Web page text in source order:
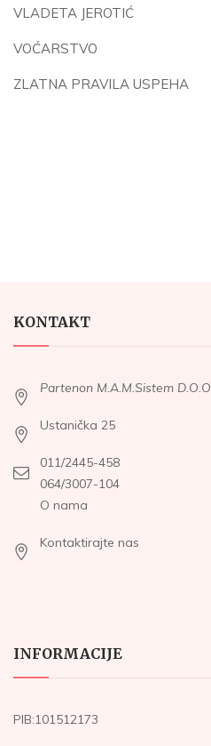
VLADETA JEROTIĆ
VOĆARSTVO
ZLATNA PRAVILA USPEHA
KONTAKT
Partenon M.A.M.Sistem D.O.O
Ustanička 25
011/2445-458
064/3007-104
O nama
Kontaktirajte nas
INFORMACIJE
PIB:101512173